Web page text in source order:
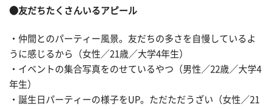
●友だちたくさんいるアピール
・仲間とのパーティー風景。友だちの多さを自慢しているよ
うに感じるから（女性／21歳／大学4年生）
・イベントの集合写真をのせているやつ（男性／22歳／大学4
年生）
・誕生日パーティーの様子をUP。ただただうざい（女性／21